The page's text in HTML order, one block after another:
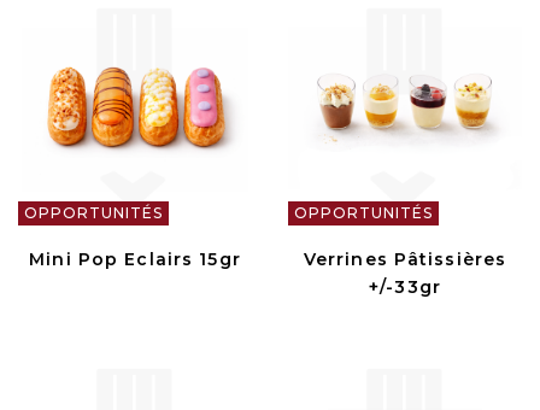
OPPORTUNITÉS
Mini Pop Eclairs 15gr
OPPORTUNITÉS
Verrines Pâtissières
+/-33gr